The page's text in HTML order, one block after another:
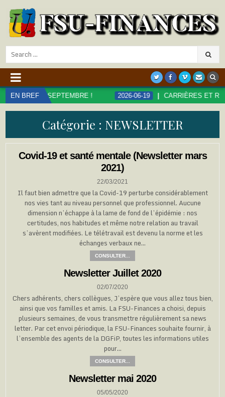
Search
for:
EN BREF! 2026-06-19 CARRIÈRES ET RÉMUNÉRATIONS
Catégorie : NEWSLETTER
Covid-19 et santé mentale (Newsletter mars
2021)
22/03/2021
Il faut bien admettre que la Covid-19 perturbe considérablement
nos vies tant au niveau personnel que professionnel. Aucune
dimension n’échappe à la lame de fond de l’épidémie : nos
certitudes, nos habitudes et même notre relation au travail
s’avèrent modifiées. Le télétravail est devenu la norme et les
échanges verbaux ne…
CONSULTER...
Newsletter Juillet 2020
02/07/2020
Chers adhérents, chers collègues, J’espère que vous allez tous bien,
ainsi que vos familles et amis. La FSU-Finances a choisi, depuis
plusieurs semaines, de vous transmettre régulièrement sa news
letter. Par cet envoi périodique, la FSU-Finances souhaite fournir, à
l’ensemble des agents de la DGFiP, toutes les informations utiles
pour…
CONSULTER...
Newsletter mai 2020
05/05/2020